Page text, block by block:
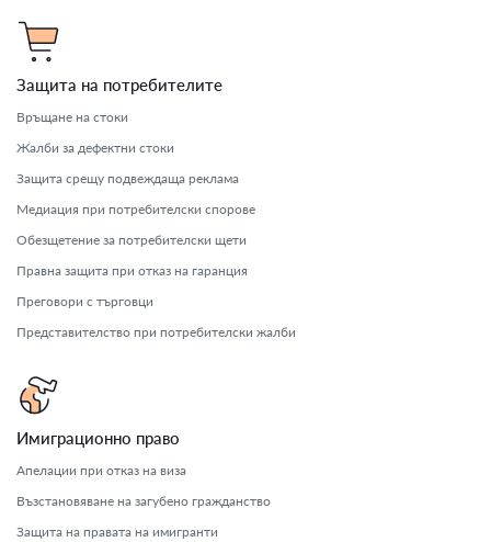
Защита на потребителите
Връщане на стоки
Жалби за дефектни стоки
Защита срещу подвеждаща реклама
Медиация при потребителски спорове
Обезщетение за потребителски щети
Правна защита при отказ на гаранция
Преговори с търговци
Представителство при потребителски жалби
Имиграционно право
Апелации при отказ на виза
Възстановяване на загубено гражданство
Защита на правата на имигранти